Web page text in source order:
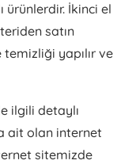
İkinci el
satın
temizliği yapılır ve
ilgili detaylı
ait olan internet
sitemizde